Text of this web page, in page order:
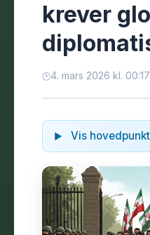
krever
4. mars 2026 kl. 00:17
Vis